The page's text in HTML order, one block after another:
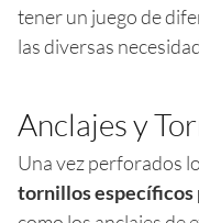
tener un juego de
las diversas
Anclajes y
Una vez perforados
tornillos específicos